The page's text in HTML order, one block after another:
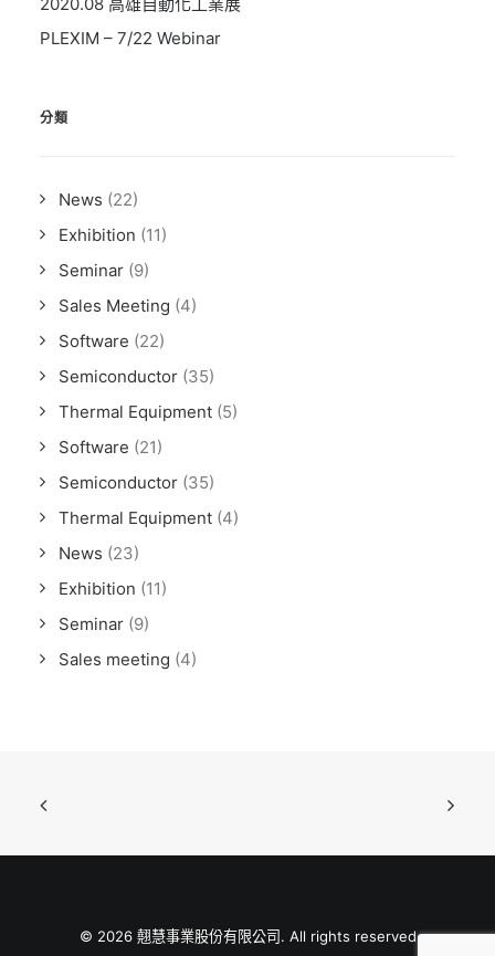
PLEXIM – 7/22 Webinar
分類
News (22)
Exhibition (11)
Seminar (9)
Sales Meeting (4)
Software (22)
Semiconductor (35)
Thermal Equipment (5)
Software (21)
Semiconductor (35)
Thermal Equipment (4)
News (23)
Exhibition (11)
Seminar (9)
Sales meeting (4)
© 2026 翹慧事業股份有限公司. All rights reserved